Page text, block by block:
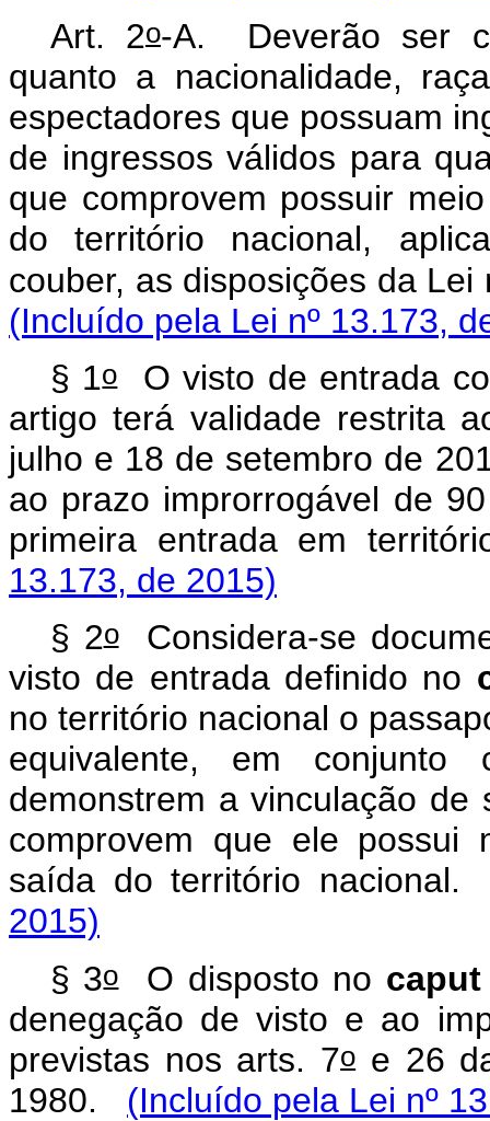
Art. 2o-A. Deverão ser
quanto a nacionalidade,
espectadores que possuam
de ingressos válidos para
que comprovem possuir
do território nacional,
couber, as disposições da Lei
(Incluído pela Lei nº 13.173,
§ 1oO visto de entrada
artigo terá validade restrita
julho e 18 de setembro de
ao prazo improrrogável de
primeira entrada em
13.173, de 2015)
§ 2oConsidera-se
visto de entrada definido no
no território nacional o
equivalente, em conjunto
demonstrem a vinculação
comprovem que ele possui
saída do território
2015)
§ 3oO disposto no
denegação de visto e ao
previstas nos arts. 7oe 26
1980. (Incluído pela Lei nº